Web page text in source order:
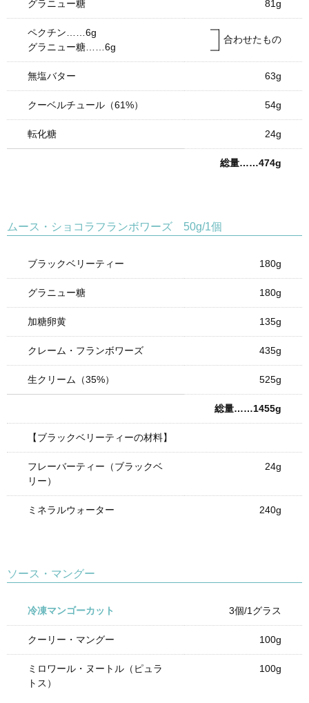
グラニュー糖 81g
ペクチン……6g
グラニュー糖……6g
合わせたもの
無塩バター 63g
クーベルチュール（61%） 54g
転化糖 24g
総量……474g
ムース・ショコラフランボワーズ 50g/1個
ブラックベリーティー 180g
グラニュー糖 180g
加糖卵黄 135g
クレーム・フランボワーズ 435g
生クリーム（35%） 525g
総量……1455g
【ブラックベリーティーの材料】
フレーバーティー（ブラックベ
リー）
24g
ミネラルウォーター 240g
ソース・マングー
冷凍マンゴーカット 3個/1グラス
クーリー・マングー 100g
ミロワール・ヌートル（ピュラ
トス）
100g